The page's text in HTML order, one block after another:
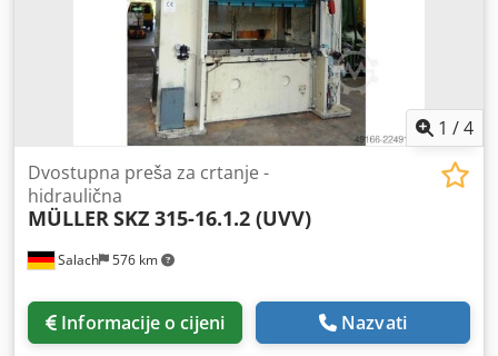
1 /4
Salach 576 km
Dvostupna preša za crtanje -
hidraulična
MÜLLER SKZ 315-16.1.2 (UVV)
Informacije o cijeni Nazvati